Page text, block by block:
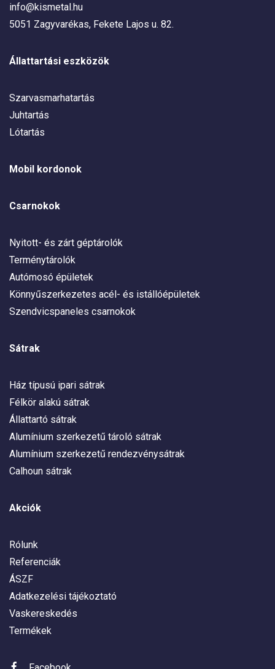
info@kismetal.hu
5051 Zagyvarékas, Fekete Lajos u. 82.
Állattartási eszközök
Szarvasmarhatartás
Juhtartás
Lótartás
Mobil kordonok
Csarnokok
Nyitott- és zárt géptárolók
Terménytárolók
Autómosó épületek
Könnyűszerkezetes acél- és istállóépületek
Szendvicspaneles csarnokok
Sátrak
Ház típusú ipari sátrak
Félkör alakú sátrak
Állattartó sátrak
Alumínium szerkezetű tároló sátrak
Alumínium szerkezetű rendezvénysátrak
Calhoun sátrak
Akciók
Rólunk
Referenciák
ÁSZF
Adatkezelési tájékoztató
Vaskereskedés
Termékek